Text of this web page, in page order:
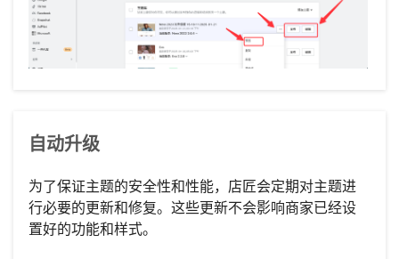
自动升级
为了保证主题的安全性和性能，店匠会定期对主题进
行必要的更新和修复。这些更新不会影响商家已经设
置好的功能和样式。